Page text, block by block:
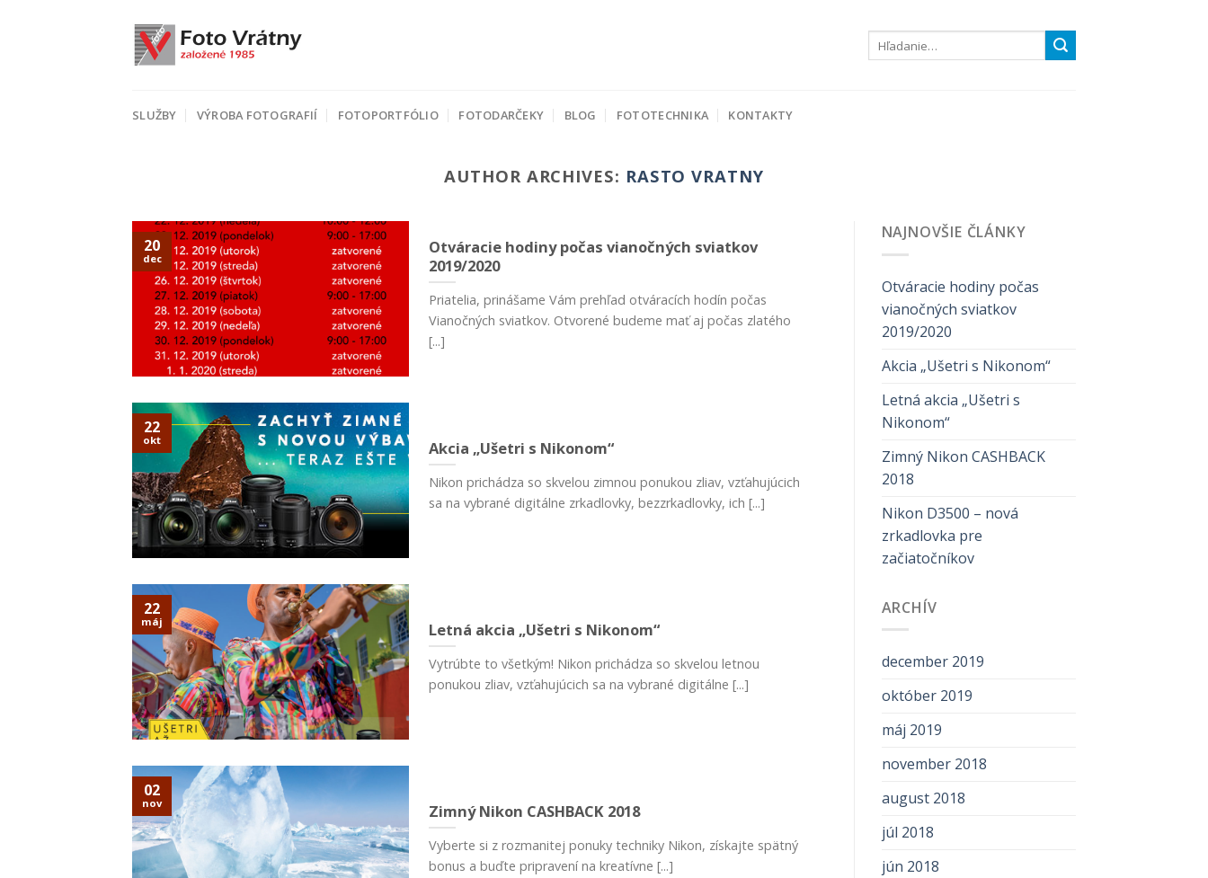
SLUŽBY VÝROBA FOTOGRAFIÍ FOTOPORTFÓLIO FOTODARČEKY BLOG FOTOTECHNIKA KONTAKTY
AUTHOR ARCHIVES: RASTO VRATNY
Otváracie hodiny počas vianočných sviatkov
2019/2020
Priatelia, prinášame Vám prehľad otváracích hodín počas
Vianočných sviatkov. Otvorené budeme mať aj počas zlatého
[...]
20
dec
Akcia „Ušetri s Nikonom“
Nikon prichádza so skvelou zimnou ponukou zliav, vzťahujúcich
sa na vybrané digitálne zrkadlovky, bezzrkadlovky, ich [...]
22
okt
Letná akcia „Ušetri s Nikonom“
Vytrúbte to všetkým! Nikon prichádza so skvelou letnou
ponukou zliav, vzťahujúcich sa na vybrané digitálne [...]
22
máj
Zimný Nikon CASHBACK 2018
Vyberte si z rozmanitej ponuky techniky Nikon, získajte spätný
bonus a buďte pripravení na kreatívne [...]
02
nov
NAJNOVŠIE ČLÁNKY
Otváracie hodiny počas
vianočných sviatkov
2019/2020
Akcia „Ušetri s Nikonom“
Letná akcia „Ušetri s
Nikonom“
Zimný Nikon CASHBACK
2018
Nikon D3500 – nová
zrkadlovka pre
začiatočníkov
ARCHÍV
december 2019
október 2019
máj 2019
november 2018
august 2018
júl 2018
jún 2018